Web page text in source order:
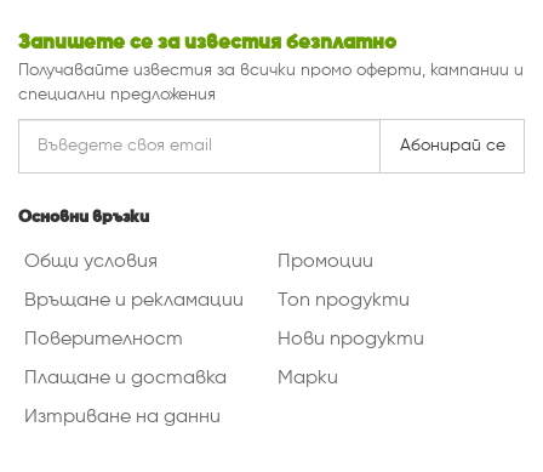
Запишете се за известия безплатно
Получавайте известия за всички промо оферти, кампании и
специални предложения
Абонирай се
Основни връзки
Общи условия
Връщане и рекламации
Поверителност
Плащане и доставка
Изтриване на данни
Промоции
Топ продукти
Нови продукти
Марки